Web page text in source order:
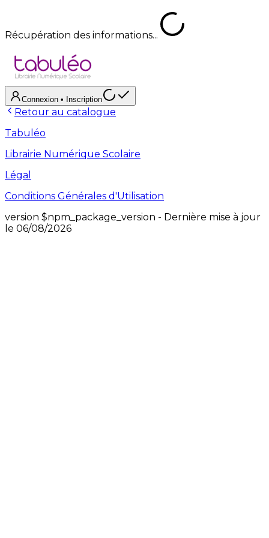
Récupération des informations...
Connexion • Inscription
Retour au catalogue
Tabuléo
Librairie Numérique Scolaire
Légal
Conditions Générales d'Utilisation
version $npm_package_version - Dernière mise à jour
le 06/08/2026